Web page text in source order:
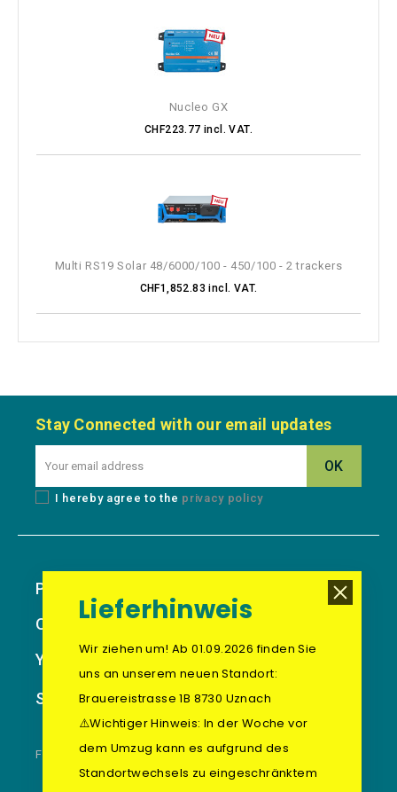
Nucleo GX
CHF223.77 incl. VAT.
Multi RS19 Solar 48/6000/100 - 450/100 - 2 trackers
CHF1,852.83 incl. VAT.
Stay Connected with our email updates
I hereby agree to the privacy policy
Products
Our Company
Your Account
Store Information
FOOTER BLOCK
Lieferhinweis
Wir ziehen um! Ab 01.09.2026 finden Sie
uns an unserem neuen Standort:
Brauereistrasse 1B 8730 Uznach
⚠️Wichtiger Hinweis: In der Woche vor
dem Umzug kann es aufgrund des
Standortwechsels zu eingeschränktem